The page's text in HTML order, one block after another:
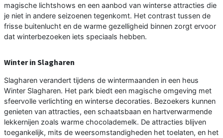
magische lichtshows en een aanbod van winterse attracties die
je niet in andere seizoenen tegenkomt. Het contrast tussen de
frisse buitenlucht en de warme gezelligheid binnen zorgt ervoor
dat winterbezoeken iets speciaals hebben.
Winter in Slagharen
Slagharen verandert tijdens de wintermaanden in een heus
Winter Slagharen. Het park biedt een magische omgeving met
sfeervolle verlichting en winterse decoraties. Bezoekers kunnen
genieten van attracties, een schaatsbaan en hartverwarmende
lekkernijen zoals warme chocolademelk. De attracties blijven
toegankelijk, mits de weersomstandigheden het toelaten, en het